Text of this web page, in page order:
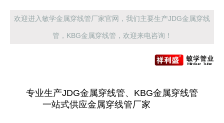
欢迎进入敏学金属穿线管厂家官网，我们主要生产JDG金属穿线
管，KBG金属穿线管，欢迎来电咨询！
专业生产JDG金属穿线管、KBG金属穿线管
一站式供应金属穿线管厂家